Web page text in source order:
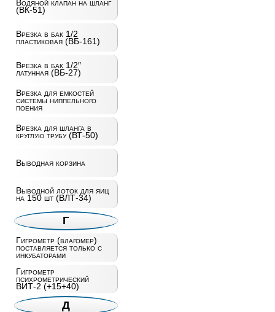
Водяной клапан на шланг
(ВК-51)
Врезка в бак 1/2
пластиковая (ВБ-161)
Врезка в бак 1/2″
латунная (ВБ-27)
Врезка для емкостей
системы ниппельного
поения
Врезка для шланга в
круглую трубу (ВТ-50)
Выводная корзина
Выводной лоток для яиц
на 150 шт (ВЛТ-34)
Г
Гигрометр (влагомер)
поставляется только с
инкубаторами
Гигрометр
психрометрический
ВИТ-2 (+15+40)
Д